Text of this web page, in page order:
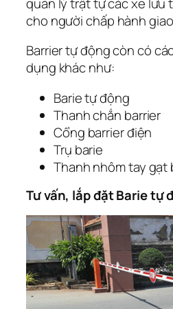
cho người chấp hành
Barrier tự động còn có
dụng khác như:
Barie tự động
Thanh chắn barrier
Cổng barrier điện
Trụ barie
Thanh nhôm tay gạt
Tư vấn, lắp đặt Barie tự